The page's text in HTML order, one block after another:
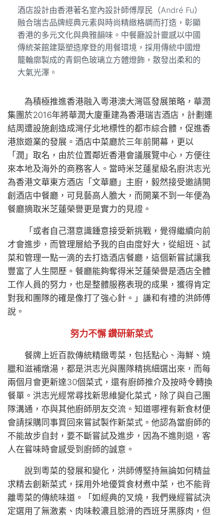
酒店設計由香港著名室內設計師傅厚民（André Fu）
融合瑞吉品牌經典元素與時尚精緻格調而打造，彰顯
香港的多元文化與典雅韻味。中餐廳設計靈感以中國
傳統茶館建築塑造摩登的用餐環境，採用傳統中國燈
籠輪廓製成的青銅色玻璃立方體燈飾，散發出柔和的
大氣光澤。
為積極推進香港融入粵港澳大灣區發展策略，華潤
集團於2016年將華潤大廈重建為香港瑞吉酒店，計劃連
結周遭設施創造成灣仔北地標性的都市綜合體，促進香
港旅遊業的發展。酒店中菜廳於三年前開幕，更以
「潤」取名，由於位置鄰近香港會議展覽中心，方便往
來本地及海外的商務客人。當時米芝蓮星級名廚洪志光
為香港文華東方酒店「文華廳」主廚，毅然接受邀請開
創酒店中餐廳，可見藝高人膽大，而開業不到一年便為
餐廳摘取米芝蓮榮譽更是實力的見證。
「或者自己潛意識鍾意接受新挑戰，覺得繼續向前
才會進步，而管理層給予我的自由度好大，從組班、試
菜和管理一點一滴的去打造酒店餐廳，這個新嘗試讓我
豐富了人生閱歷。餐廳能夠奪得米芝蓮榮譽是酒店全體
工作人員的努力，也是整體服務表現的成果，獲得肯定
對我和團隊的確是像打了強心針。」謙和有禮的洪師傅
說。
努力不懈 鑽研新菜式
餐牌上近百款傳統精緻粵菜，包括點心、海鮮、燒
臘和滋補燉湯，都是洪志光與團隊精挑細選出來，而每
兩個月會更新達30個菜式，還有廚師推介及按時令轉換
餐單。洪志光經常尋找新思維變化菜式，除了與自己團
隊溝通，亦與其他廚師朋友交流。知道哪裡有新食材便
會請採購同事買回來嘗試製作新菜式。他認為當廚師的
不能故步自封，要不斷嘗試及進步，因為不進則退，客
人在嘗味時會感受到廚師的誠意。
說到粵菜的發展和變化，洪師傅堅持無論如何精益
求精去創新菜式，採用外地優質食材煮中菜，也不能背
離粵菜的傳統味道。「如經典的叉燒，我們幾經嘗試決
定選用了無激素、肉味較濃且腍滑的西班牙黑豚肉，但